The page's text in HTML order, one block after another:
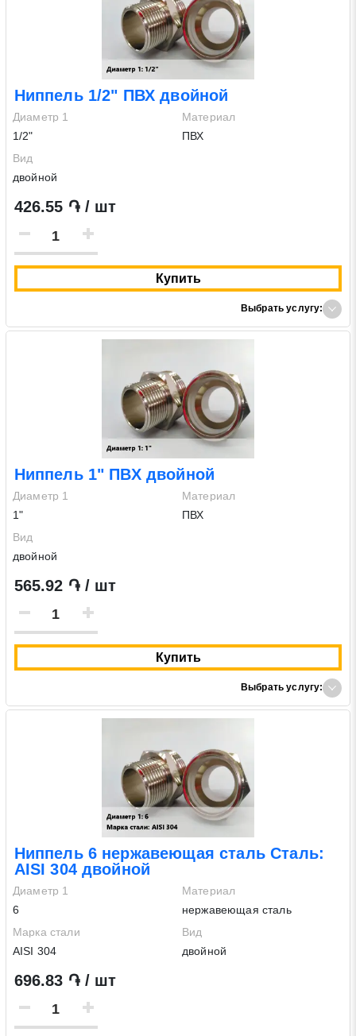
Ниппель 1/2" ПВХ двойной
Диаметр 1
1/2"
Материал
ПВХ
Вид
двойной
426.55 ֏ / шт
Купить
Выбрать услугу:
Ниппель 1" ПВХ двойной
Диаметр 1
1"
Материал
ПВХ
Вид
двойной
565.92 ֏ / шт
Купить
Выбрать услугу:
Ниппель 6 нержавеющая сталь Сталь:
AISI 304 двойной
Диаметр 1
6
Материал
нержавеющая сталь
Марка стали
AISI 304
Вид
двойной
696.83 ֏ / шт